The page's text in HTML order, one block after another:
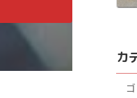
カ